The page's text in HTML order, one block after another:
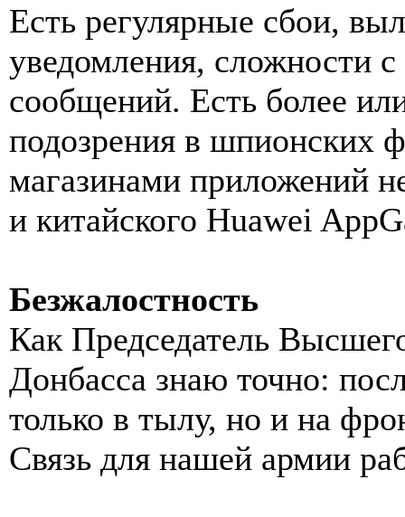
Есть регулярные сбои,
уведомления, сложности
сообщений. Есть более
подозрения в шпионских
магазинами приложений
и китайского Huawei
Безжалостность
Как Председатель
Донбасса знаю точно:
только в тылу, но и на
Связь для нашей армии